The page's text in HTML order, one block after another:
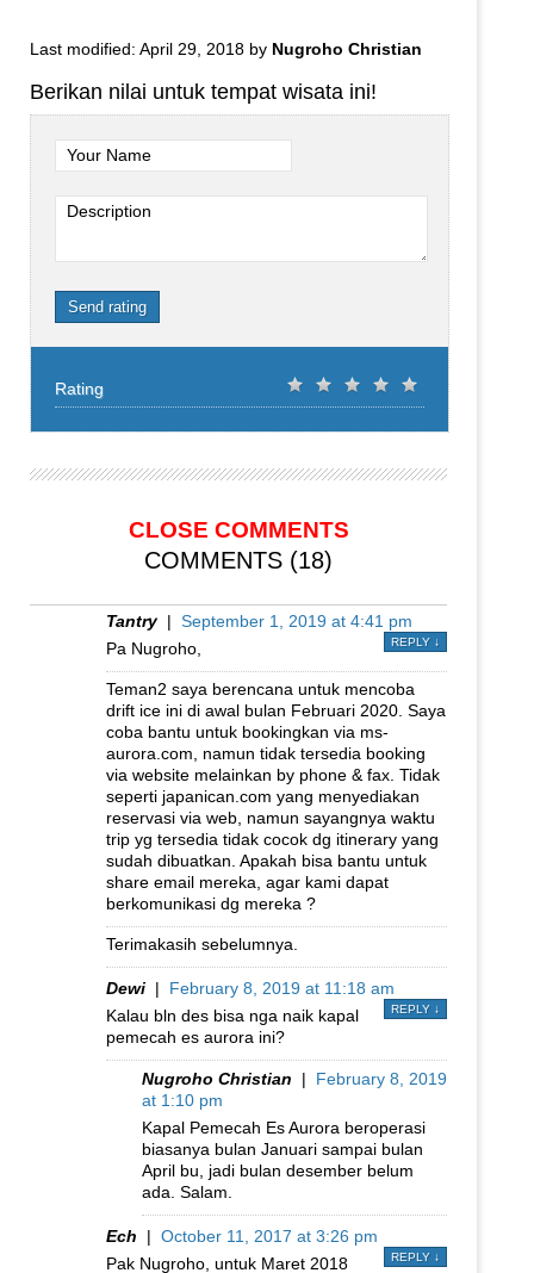
Last modified: April 29, 2018 by Nugroho Christian
Berikan nilai untuk tempat wisata ini!
Your Name
Description
Send rating
Rating
CLOSE COMMENTS
COMMENTS (18)
Tantry| September 1, 2019 at 4:41 pm
REPLY ↓
Pa Nugroho,
Teman2 saya berencana untuk mencoba
drift ice ini di awal bulan Februari 2020. Saya
coba bantu untuk bookingkan via ms-
aurora.com, namun tidak tersedia booking
via website melainkan by phone & fax. Tidak
seperti japanican.com yang menyediakan
reservasi via web, namun sayangnya waktu
trip yg tersedia tidak cocok dg itinerary yang
sudah dibuatkan. Apakah bisa bantu untuk
share email mereka, agar kami dapat
berkomunikasi dg mereka ?
Terimakasih sebelumnya.
Dewi | February 8, 2019 at 11:18 am
REPLY ↓
Kalau bln des bisa nga naik kapal
pemecah es aurora ini?
Nugroho Christian | February 8, 2019
at 1:10 pm
Kapal Pemecah Es Aurora beroperasi
biasanya bulan Januari sampai bulan
April bu, jadi bulan desember belum
ada. Salam.
Ech | October 11, 2017 at 3:26 pm
REPLY ↓
Pak Nugroho, untuk Maret 2018